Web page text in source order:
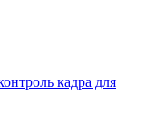
кадра для